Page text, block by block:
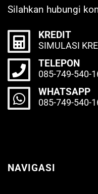
Silahkan hubungi
KREDIT
SIMULASI
TELEPON
085-749-540-
WHATSAPP
085-749-540-
NAVIGASI